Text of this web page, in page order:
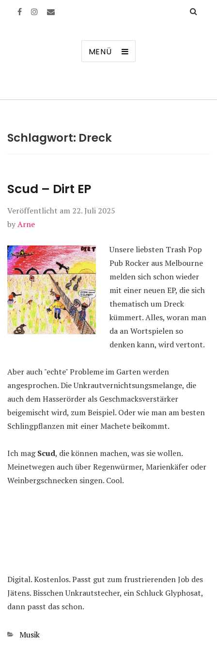
MENÜ
Schlagwort: Dreck
Scud – Dirt EP
Veröffentlicht am 22. Juli 2025
byArne
Unsere liebsten Trash Pop
Pub Rocker aus Melbourne
melden sich schon wieder
mit einer neuen EP, die sich
thematisch um Dreck
kümmert. Alles, woran man
da an Wortspielen so
denken kann, wird vertont.
Aber auch "echte" Probleme im Garten werden
angesprochen. Die Unkrautvernichtsungsmelange, die
auch dem Hasserörder als Geschmacksverstärker
beigemischt wird, zum Beispiel. Oder wie man am besten
Schlingpflanzen mit einer Machete beikommt.
Ich magScud, die können machen, was sie wollen.
Meinetwegen auch über Regenwürmer, Marienkäfer oder
Weinbergschnecken singen. Cool.
Digital. Kostenlos. Passt gut zum frustrierenden Job des
Jätens. Bisschen Unkrautstecher, ein Schluck Glyphosat,
dann passt das schon.
Kategorien
Musik